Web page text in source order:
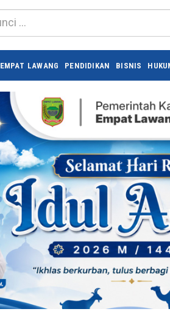
EMPAT LAWANG PENDIDIKAN BISNIS